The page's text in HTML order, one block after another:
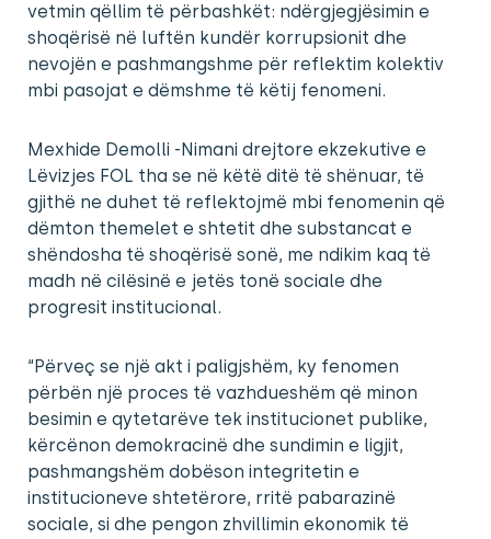
vetmin qëllim të përbashkët: ndërgjegjësimin e
shoqërisë në luftën kundër korrupsionit dhe
nevojën e pashmangshme për reflektim kolektiv
mbi pasojat e dëmshme të këtij fenomeni.
Mexhide Demolli -Nimani drejtore ekzekutive e
Lëvizjes FOL tha se në këtë ditë të shënuar, të
gjithë ne duhet të reflektojmë mbi fenomenin që
dëmton themelet e shtetit dhe substancat e
shëndosha të shoqërisë sonë, me ndikim kaq të
madh në cilësinë e jetës tonë sociale dhe
progresit institucional.
“Përveç se një akt i paligjshëm, ky fenomen
përbën një proces të vazhdueshëm që minon
besimin e qytetarëve tek institucionet publike,
kërcënon demokracinë dhe sundimin e ligjit,
pashmangshëm dobëson integritetin e
institucioneve shtetërore, rritë pabarazinë
sociale, si dhe pengon zhvillimin ekonomik të